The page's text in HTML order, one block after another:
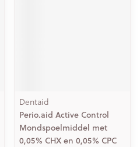
Dentaid
Perio.aid Active Control
Mondspoelmiddel met
0,05% CHX en 0,05% CPC